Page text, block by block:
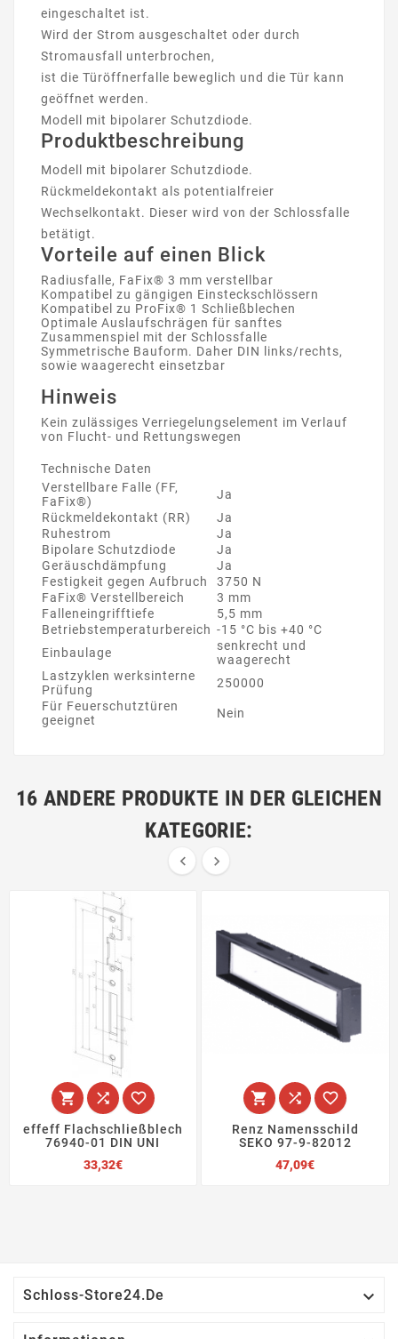
eingeschaltet ist.
Wird der Strom ausgeschaltet oder durch
Stromausfall unterbrochen,
ist die Türöffnerfalle beweglich und die Tür kann
geöffnet werden.
Modell mit bipolarer Schutzdiode.
Produktbeschreibung
Modell mit bipolarer Schutzdiode.
Rückmeldekontakt als potentialfreier
Wechselkontakt. Dieser wird von der Schlossfalle
betätigt.
Vorteile auf einen Blick
Radiusfalle, FaFix® 3 mm verstellbar
Kompatibel zu gängigen Einsteckschlössern
Kompatibel zu ProFix® 1 Schließblechen
Optimale Auslaufschrägen für sanftes
Zusammenspiel mit der Schlossfalle
Symmetrische Bauform. Daher DIN links/rechts,
sowie waagerecht einsetzbar
Hinweis
Kein zulässiges Verriegelungselement im Verlauf
von Flucht- und Rettungswegen
Technische Daten
Verstellbare Falle (FF,
FaFix®)
Ja
Rückmeldekontakt (RR)
Ja
Ruhestrom
Ja
Bipolare Schutzdiode
Ja
Geräuschdämpfung
Ja
Festigkeit gegen Aufbruch
3750 N
FaFix® Verstellbereich
3 mm
Falleneingrifftiefe
5,5 mm
Betriebstemperaturbereich -15 °C bis +40 °C
Einbaulage
senkrecht und
waagerecht
Lastzyklen werksinterne
Prüfung
250000
Für Feuerschutztüren
geeignet
Nein
16 ANDERE PRODUKTE IN DER GLEICHEN
KATEGORIE:
 
  
effeff Flachschließblech
76940-01 DIN UNI
33,32€Preis
  
Renz Namensschild
SEKO 97-9-82012
47,09€Preis
Schloss-Store24.de 